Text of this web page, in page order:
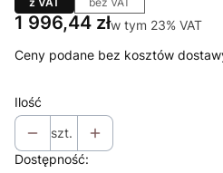
Cena
1 996,44 złw tym 23% VAT
w tym 23% VAT
Ceny podane bez kosztów
Ilość
szt.
Dostępność: